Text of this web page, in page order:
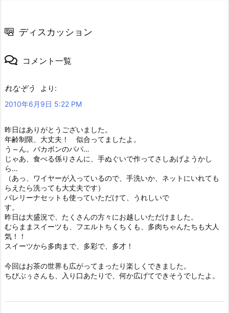
ディスカッション
コメント一覧
れなぞう
より:
2010年6月9日 5:22 PM
昨日はありがとうございました。
年齢制限、大丈夫！ 似合ってましたよ。
う～ん。バカボンのパパ…
じゃあ、食べる係りさんに、手ぬぐいで作ってさしあげようかし
ら…
（あっ、ワイヤーが入っているので、手洗いか、ネットにいれても
らえたら洗っても大丈夫です）
バレリーナセットも使っていただけて、うれしいで
す。
昨日は大盛況で、たくさんの方々にお越しいただけました。
むらままスイーツも、フエルトちくちくも、多肉ちゃんたちも大人
気！！
スイーツから多肉まで、多彩で、多才！
今回はお茶の世界も広がってまったり楽しくできました。
ちびぶぅさんも、入り口あたりで、何か広げてできそうでしたよ。